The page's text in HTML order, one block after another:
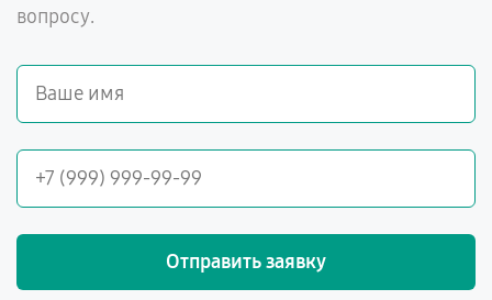
вопросу.
Отправить заявку